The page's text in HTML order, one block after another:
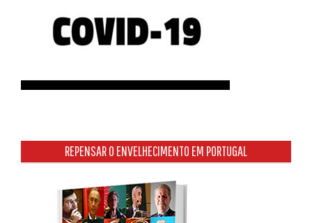
REPENSAR O ENVELHECIMENTO EM PORTUGAL